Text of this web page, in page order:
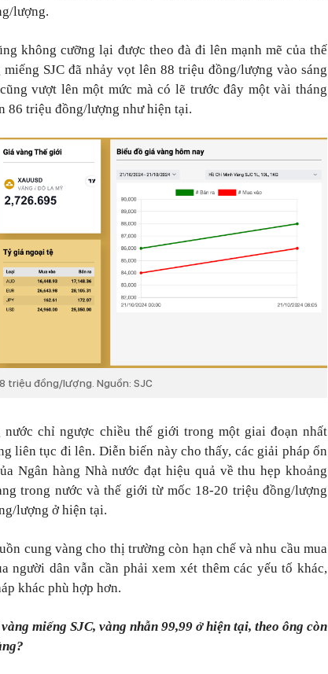
lượng.
không cưỡng lại được theo đà đi lên mạnh mẽ của thế
SJC đã nhảy vọt lên 88 triệu đồng/lượng vào sáng
vượt lên một mức mà có lẽ trước đây một vài tháng
86 triệu đồng/lượng như hiện tại.
triệu đồng/lượng. Nguồn: SJC
chỉ ngược chiều thế giới trong một giai đoạn nhất
liên tục đi lên. Diễn biến này cho thấy, các giải pháp ổn
Ngân hàng Nhà nước đạt hiệu quả về thu hẹp khoảng
trong nước và thế giới từ mốc 18-20 triệu đồng/lượng
lượng ở hiện tại.
cung vàng cho thị trường còn hạn chế và nhu cầu mua
người dân vẫn cần phải xem xét thêm các yếu tố khác,
khác phù hợp hơn.
miếng SJC, vàng nhẫn 99,99 ở hiện tại, theo ông còn